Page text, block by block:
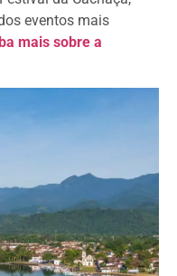
eventos mais
mais sobre a